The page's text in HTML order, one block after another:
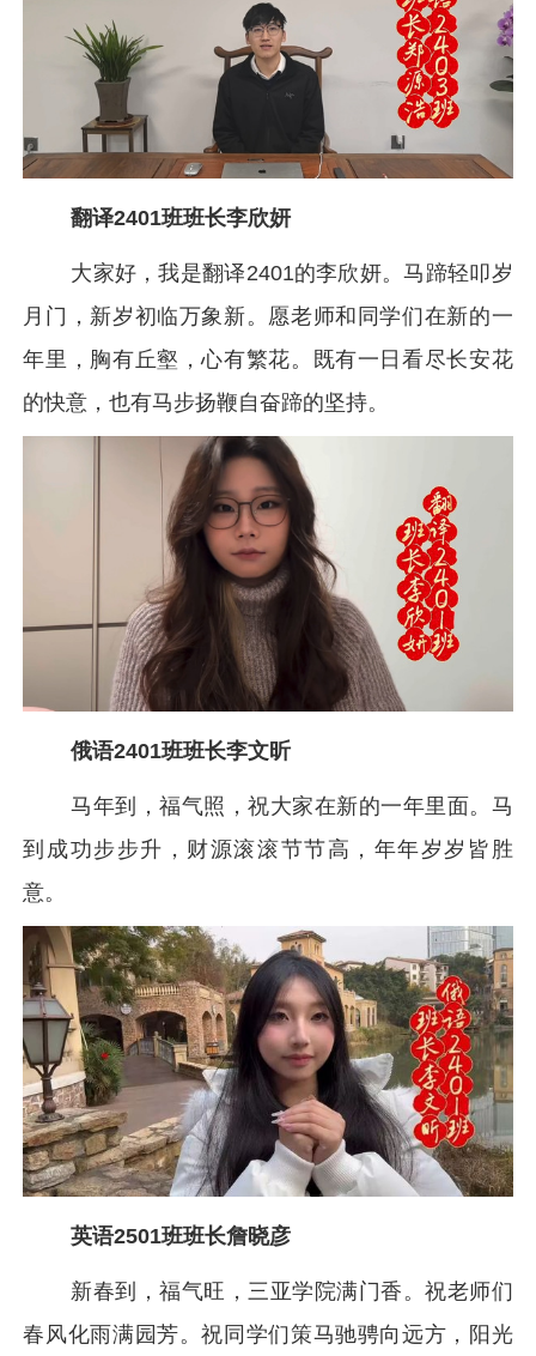
翻译2401班班长李欣妍
大家好，我是翻译2401的李欣妍。马蹄轻叩岁
月门，新岁初临万象新。愿老师和同学们在新的一
年里，胸有丘壑，心有繁花。既有一日看尽长安花
的快意，也有马步扬鞭自奋蹄的坚持。
俄语2401班班长李文昕
马年到，福气照，祝大家在新的一年里面。马
到成功步步升，财源滚滚节节高，年年岁岁皆胜
意。
英语2501班班长詹晓彦
新春到，福气旺，三亚学院满门香。祝老师们
春风化雨满园芳。祝同学们策马驰骋向远方，阳光